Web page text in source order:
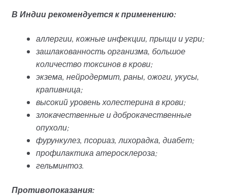
В Индии рекомендуется к применению:
аллергии, кожные инфекции, прыщи и угри;
зашлакованность организма, большое
количество токсинов в крови;
экзема, нейродермит, раны, ожоги, укусы,
крапивница;
высокий уровень холестерина в крови;
злокачественные и доброкачественные
опухоли;
фурункулез, псориаз, лихорадка, диабет;
профилактика атеросклероза;
гельминтоз.
Противопоказания: